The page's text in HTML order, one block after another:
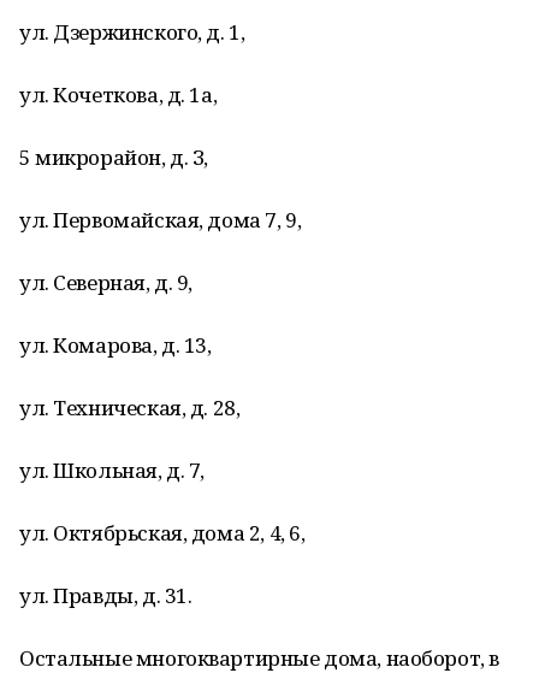
ул. Дзержинского, д. 1,
ул. Кочеткова, д. 1а,
5 микрорайон, д. З,
ул. Первомайская, дома 7, 9,
ул. Северная, д. 9,
ул. Комарова, д. 13,
ул. Техническая, д. 28,
ул. Школьная, д. 7,
ул. Октябрьская, дома 2, 4, 6,
ул. Правды, д. 31.
Остальные многоквартирные дома, наоборот, в